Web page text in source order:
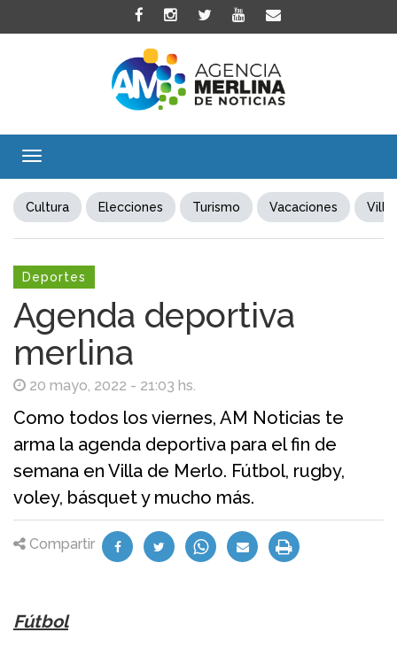
Toggle
Cultura Elecciones Turismo Vacaciones Villa
Deportes
Agenda deportiva
merlina
20 mayo, 2022 - 21:03 hs.
Como todos los viernes, AM Noticias te
arma la agenda deportiva para el fin de
semana en Villa de Merlo. Fútbol, rugby,
voley, básquet y mucho más.
Compartir
Fútbol